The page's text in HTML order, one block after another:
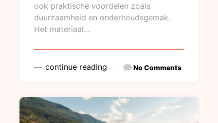
ook praktische voordelen zoals
duurzaamheid en onderhoudsgemak.
Het materiaal…
continue reading No Comments